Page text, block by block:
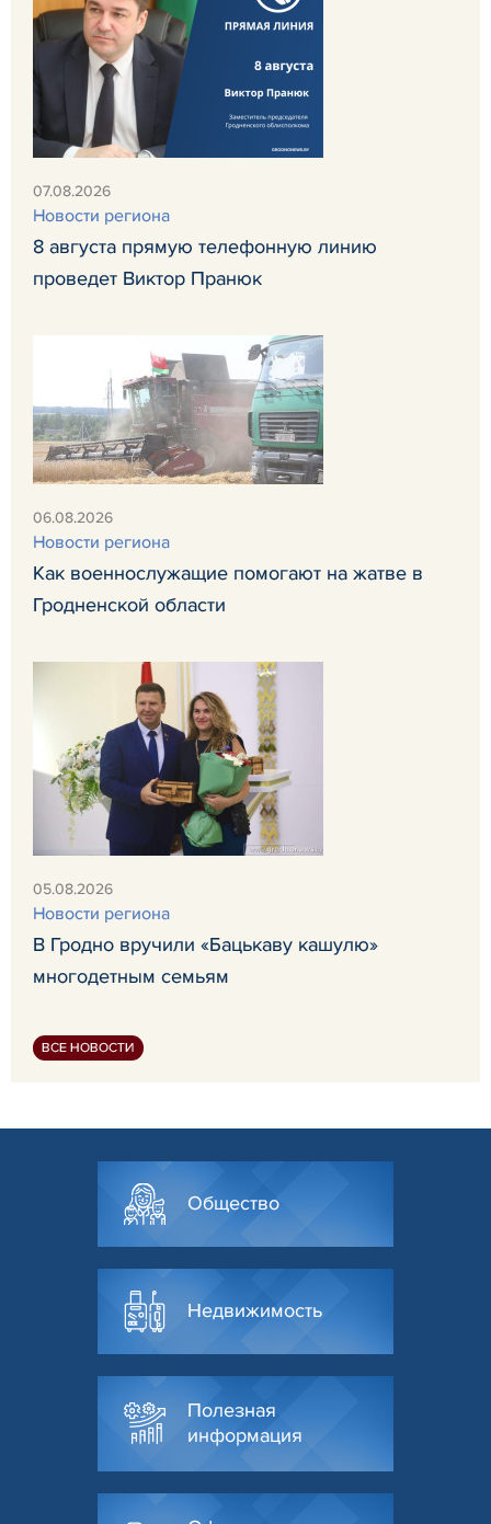
07.08.2026
Новости региона
8 августа прямую телефонную линию
проведет Виктор Пранюк
06.08.2026
Новости региона
Как военнослужащие помогают на жатве в
Гродненской области
05.08.2026
Новости региона
В Гродно вручили «Бацькаву кашулю»
многодетным семьям
ВСЕ НОВОСТИ
Общество
Недвижимость
Полезная
информация